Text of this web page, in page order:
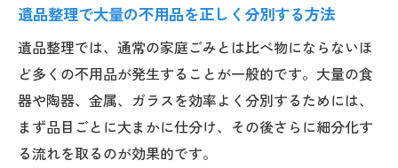
遺品整理で大量の不用品を正しく分別する方法
遺品整理では、通常の家庭ごみとは比べ物にならないほ
ど多くの不用品が発生することが一般的です。大量の食
器や陶器、金属、ガラスを効率よく分別するためには、
まず品目ごとに大まかに仕分け、その後さらに細分化す
る流れを取るのが効果的です。